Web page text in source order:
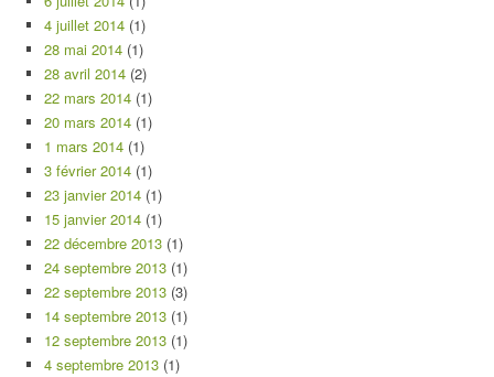
4 juillet 2014 (1)
28 mai 2014 (1)
28 avril 2014 (2)
22 mars 2014 (1)
20 mars 2014 (1)
1 mars 2014 (1)
3 février 2014 (1)
23 janvier 2014 (1)
15 janvier 2014 (1)
22 décembre 2013 (1)
24 septembre 2013 (1)
22 septembre 2013 (3)
14 septembre 2013 (1)
12 septembre 2013 (1)
4 septembre 2013 (1)